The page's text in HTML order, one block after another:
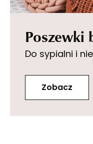
Poszewki
Do sypialni i
Zobacz